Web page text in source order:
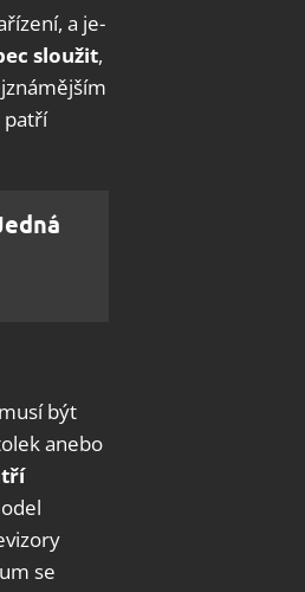
a je-
sloužit,
patří
být
anebo
se